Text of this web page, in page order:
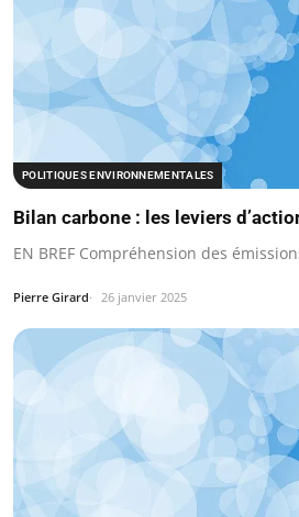
POLITIQUES ENVIRONNEMENTALES
Bilan carbone : les leviers
EN BREF Compréhension des
Pierre Girard 26 janvier 2025